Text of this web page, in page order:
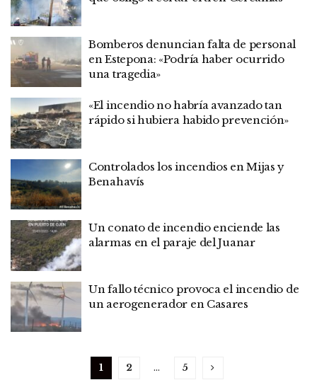
Bomberos denuncian falta de personal
en Estepona: «Podría haber ocurrido
una tragedia»
«El incendio no habría avanzado tan
rápido si hubiera habido prevención»
Controlados los incendios en Mijas y
Benahavís
Un conato de incendio enciende las
alarmas en el paraje del Juanar
Un fallo técnico provoca el incendio de
un aerogenerador en Casares
1 2 … 5